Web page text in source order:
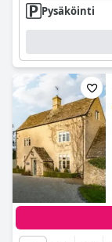
Pysäköinti